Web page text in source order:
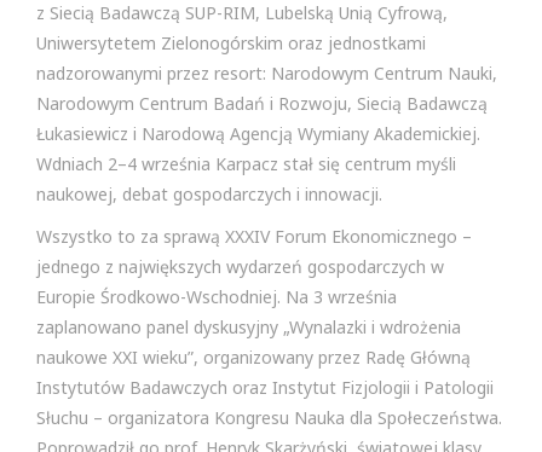
z Siecią Badawczą SUP-RIM, Lubelską Unią Cyfrową,
Uniwersytetem Zielonogórskim oraz jednostkami
nadzorowanymi przez resort: Narodowym Centrum Nauki,
Narodowym Centrum Badań i Rozwoju, Siecią Badawczą
Łukasiewicz i Narodową Agencją Wymiany Akademickiej.
Wdniach 2–4 września Karpacz stał się centrum myśli
naukowej, debat gospodarczych i innowacji.
Wszystko to za sprawą XXXIV Forum Ekonomicznego –
jednego z największych wydarzeń gospodarczych w
Europie Środkowo-Wschodniej. Na 3 września
zaplanowano panel dyskusyjny „Wynalazki i wdrożenia
naukowe XXI wieku”, organizowany przez Radę Główną
Instytutów Badawczych oraz Instytut Fizjologii i Patologii
Słuchu – organizatora Kongresu Nauka dla Społeczeństwa.